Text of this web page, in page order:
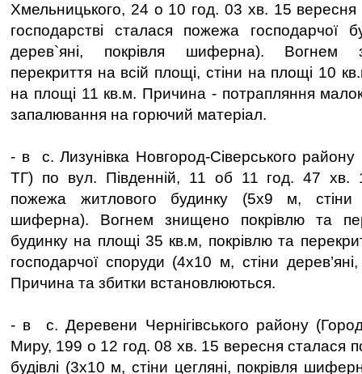
Хмельницького, 24 о 10 год. 03 хв. 15 вересня
господарстві сталася пожежа господарчої
дерев`яні, покрівля шиферна). Вогнем
перекриття на всій площі, стіни на площі 10
на площі 11 кв.м. Причина - потрапляння
запалювання на горючий матеріал.
- в с. Лизунівка Новгород-Сіверського району
ТГ) по вул. Південній, 11 об 11 год. 47 хв.
пожежа житлового будинку (5х9 м, стіни
шиферна). Вогнем знищено покрівлю та
будинку на площі 35 кв.м, покрівлю та
господарчої споруди (4х10 м, стіни
Причина та збитки встановлюються.
- в с. Деревени Чернігівського району
Миру, 199 о 12 год. 08 хв. 15 вересня сталася
будівлі (3х10 м, стіни цегляні, покрівля